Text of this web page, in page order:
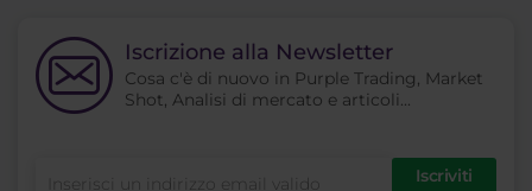
Iscrizione alla Newsletter
Cosa c'è di nuovo in Purple Trading, Market
Shot, Analisi di mercato e articoli...
Iscriviti